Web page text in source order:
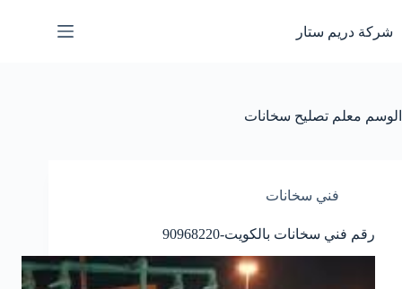
إلى
المحتوى
شركة دريم ستار
الوسم معلم تصليح سخانات
فني سخانات
رقم فني سخانات بالكويت-90968220